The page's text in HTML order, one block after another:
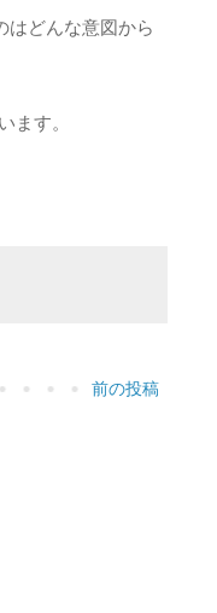
はどんな意図から
ます。
前の投稿